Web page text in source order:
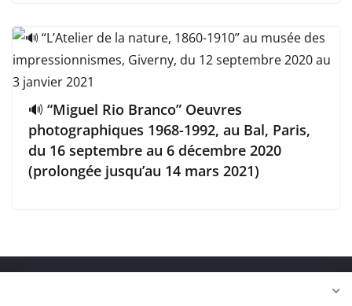
🔊 “Miguel Rio Branco” Oeuvres
photographiques 1968-1992, au Bal, Paris,
du 16 septembre au 6 décembre 2020
(prolongée jusqu’au 14 mars 2021)